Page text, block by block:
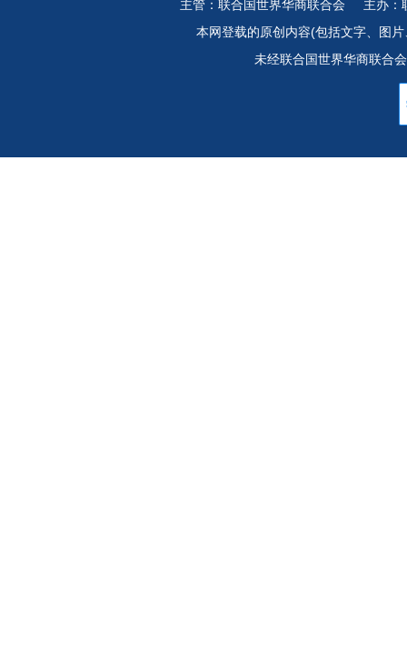
主管：联合国世界华商联合会 主办
本网登载的原创内容(包括文字、图
未经联合国世界华商联合